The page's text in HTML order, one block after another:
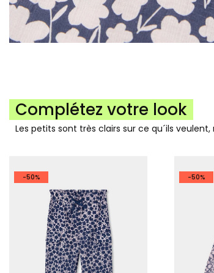
Complétez votre look
Les petits sont très clairs sur ce qu´ils
-50% -50%